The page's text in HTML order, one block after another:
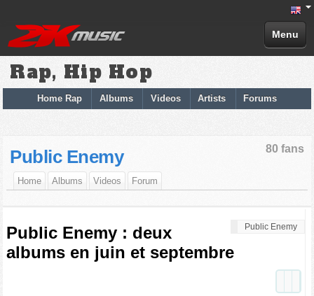
Menu
Rap, Hip Hop
Home Rap Albums Videos Artists Forums
80 fans
Public Enemy
Home Albums Videos Forum
Public Enemy
Public Enemy : deux
albums en juin et septembre